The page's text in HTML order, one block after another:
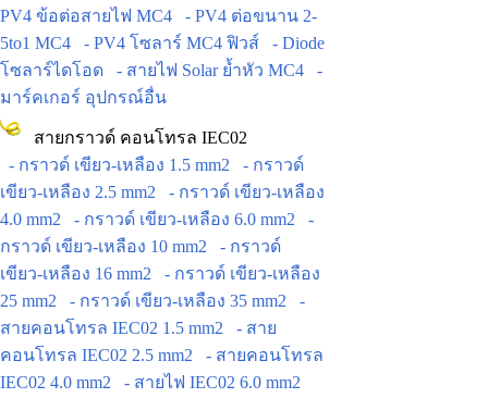
PV4 ข้อต่อสายไฟ MC4
- PV4 ต่อขนาน 2-
5to1 MC4
- PV4 โซลาร์ MC4 ฟิวส์
- Diode
โซลาร์ไดโอด
- สายไฟ Solar ย้ำหัว MC4
-
มาร์คเกอร์ อุปกรณ์อื่น
สายกราวด์ คอนโทรล IEC02
- กราวด์ เขียว-เหลือง 1.5 mm2
- กราวด์
เขียว-เหลือง 2.5 mm2
- กราวด์ เขียว-เหลือง
4.0 mm2
- กราวด์ เขียว-เหลือง 6.0 mm2
-
กราวด์ เขียว-เหลือง 10 mm2
- กราวด์
เขียว-เหลือง 16 mm2
- กราวด์ เขียว-เหลือง
25 mm2
- กราวด์ เขียว-เหลือง 35 mm2
-
สายคอนโทรล IEC02 1.5 mm2
- สาย
คอนโทรล IEC02 2.5 mm2
- สายคอนโทรล
IEC02 4.0 mm2
- สายไฟ IEC02 6.0 mm2